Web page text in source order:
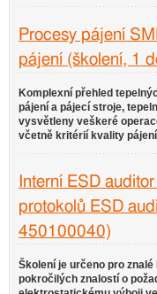
Procesy pájení
pájení (školení, 1
Komplexní přehled
pájení a pájecí stroje,
vysvětleny veškeré
včetně kritérií kvality pájení
Interní ESD
protokolů ESD
450100040)
Školení je určeno pro
pokročilých znalostí o